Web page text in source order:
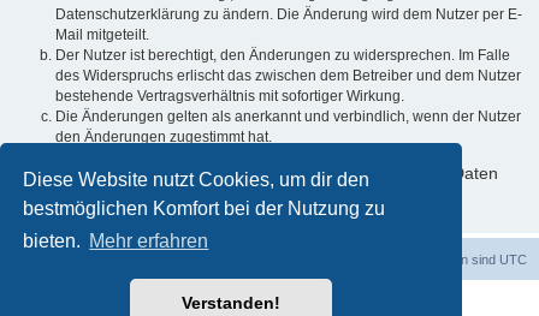
Diese Website nutzt Cookies, um dir den
bestmöglichen Komfort bei der Nutzung zu
bieten. Mehr erfahren
Verstanden!
Datenschutzerklärung zu ändern. Die Änderung wird dem Nutzer per E-
Mail mitgeteilt.
Der Nutzer ist berechtigt, den Änderungen zu widersprechen. Im Falle
des Widerspruchs erlischt das zwischen dem Betreiber und dem Nutzer
bestehende Vertragsverhältnis mit sofortiger Wirkung.
Die Änderungen gelten als anerkannt und verbindlich, wenn der Nutzer
den Änderungen zugestimmt hat.
Informationen über den Umgang mit deinen persönlichen Daten
sind in der Datenschutzerklärung enthalten.
Alle Zeiten sind UTC
Powered byphpBB® Forum Software © phpBB Limited